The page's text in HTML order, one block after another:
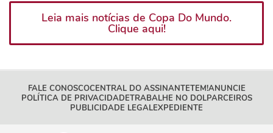
Leia mais notícias de Copa Do Mundo.
Clique aqui!
FALE CONOSCOCENTRAL DO ASSINANTETEM!ANUNCIE
POLÍTICA DE PRIVACIDADETRABALHE NO DOLPARCEIROS
PUBLICIDADE LEGALEXPEDIENTE